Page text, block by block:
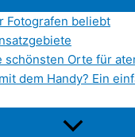
Fotografen beliebt
schönsten Orte für
dem Handy? Ein